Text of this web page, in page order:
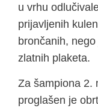
u vrhu
prijavljenih
brončanih,
zlatnih plaketa.
Za šampiona 2.
proglašen je